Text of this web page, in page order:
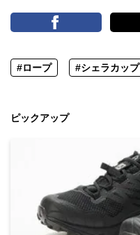
#ロープ #シェラカップ
ピックアップ